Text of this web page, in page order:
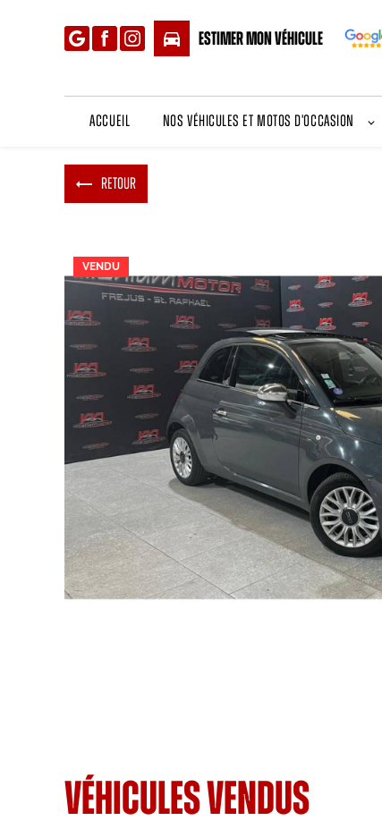
directions_car Estimer mon véhicule
Accueil Nos véhicules et motos d'occasion
Retour
VENDU
Véhicules vendus